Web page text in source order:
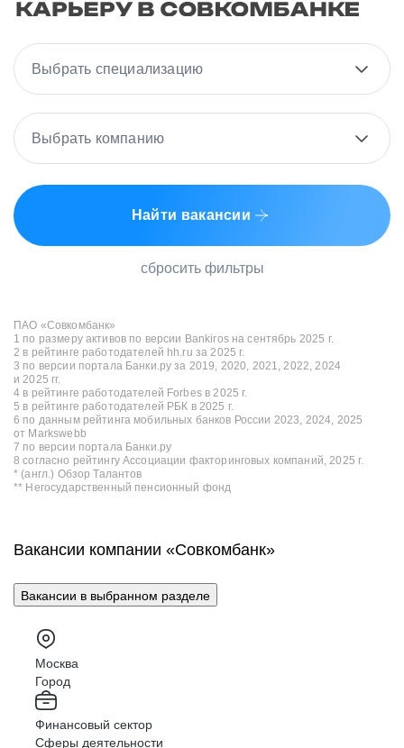
Выбрать специализацию
Выбрать компанию
Найти вакансии
сбросить фильтры
ПАО «Совкомбанк»
1 по размеру активов по версии Bankiros на сентябрь 2025 г.
2 в рейтинге работодателей hh.ru за 2025 г.
3 по версии портала Банки.ру за 2019, 2020, 2021, 2022, 2024
и 2025 гг.
4 в рейтинге работодателей Forbes в 2025 г.
5 в рейтинге работодателей РБК в 2025 г.
6 по данным рейтинга мобильных банков России 2023, 2024, 2025
от Markswebb
7 по версии портала Банки.ру
8 согласно рейтингу Ассоциации факторинговых компаний, 2025 г.
* (англ.) Обзор Талантов
** Негосударственный пенсионный фонд
Вакансии компании «Совкомбанк»
Вакансии в выбранном разделе
Москва
Город
Финансовый сектор
Сферы деятельности